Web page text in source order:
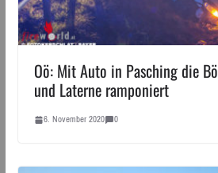
Oö: Mit Auto in Pasching die
und Laterne ramponiert
6. November 2020 0